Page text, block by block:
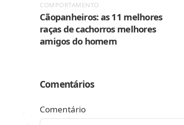
COMPORTAMENTO
Cãopanheiros: as 11 melhores
raças de cachorros melhores
amigos do homem
Comentários
Comentário